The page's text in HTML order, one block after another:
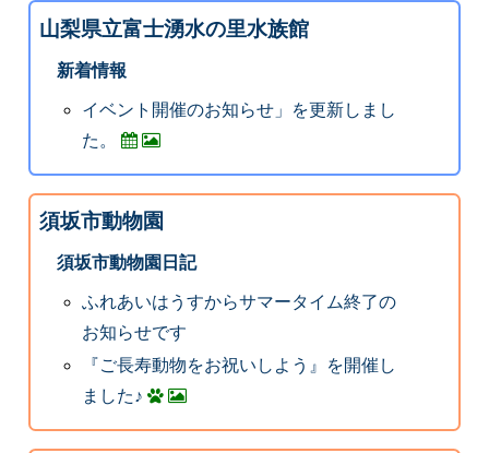
山梨県立富士湧水の里水族館
新着情報
イベント開催のお知らせ」を更新しまし
た。
須坂市動物園
須坂市動物園日記
ふれあいはうすからサマータイム終了の
お知らせです
『ご長寿動物をお祝いしよう』を開催し
ました♪